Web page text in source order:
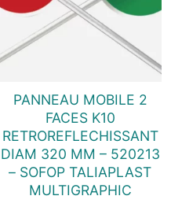
PANNEAU MOBILE 2
FACES K10
RETROREFLECHISSANT
DIAM 320 MM – 520213
– SOFOP TALIAPLAST
MULTIGRAPHIC